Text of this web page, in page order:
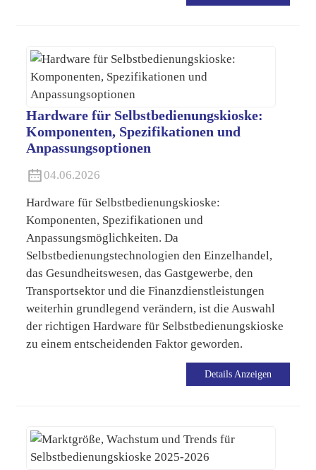
Hardware für Selbstbedienungskioske:
Komponenten, Spezifikationen und
Anpassungsoptionen
04.06.2026
Hardware für Selbstbedienungskioske:
Komponenten, Spezifikationen und
Anpassungsmöglichkeiten. Da
Selbstbedienungstechnologien den Einzelhandel,
das Gesundheitswesen, das Gastgewerbe, den
Transportsektor und die Finanzdienstleistungen
weiterhin grundlegend verändern, ist die Auswahl
der richtigen Hardware für Selbstbedienungskioske
zu einem entscheidenden Faktor geworden.
Details Anzeigen